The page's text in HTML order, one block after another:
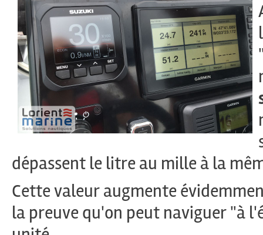
dépassent le litre au mille à la
Cette valeur augmente
la preuve qu'on peut naviguer "à